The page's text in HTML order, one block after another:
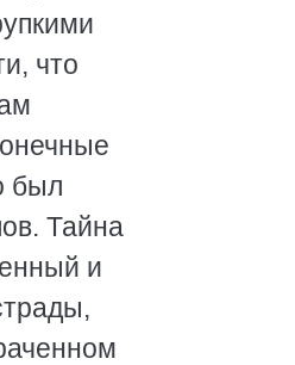
что
был
Тайна
и